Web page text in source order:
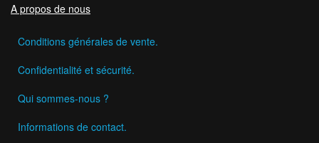
A propos de nous
Conditions générales de vente.
Confidentialité et sécurité.
Qui sommes-nous ?
Informations de contact.